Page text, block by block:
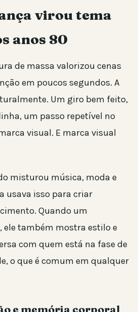
virou tema
anos 80
de massa valorizou cenas
em poucos segundos. A
Um giro bem feito,
um passo repetível no
visual. E marca visual
misturou música, moda e
usava isso para criar
Quando um
ele também mostra estilo e
com quem está na fase de
o que é comum em qualquer
e memória corporal